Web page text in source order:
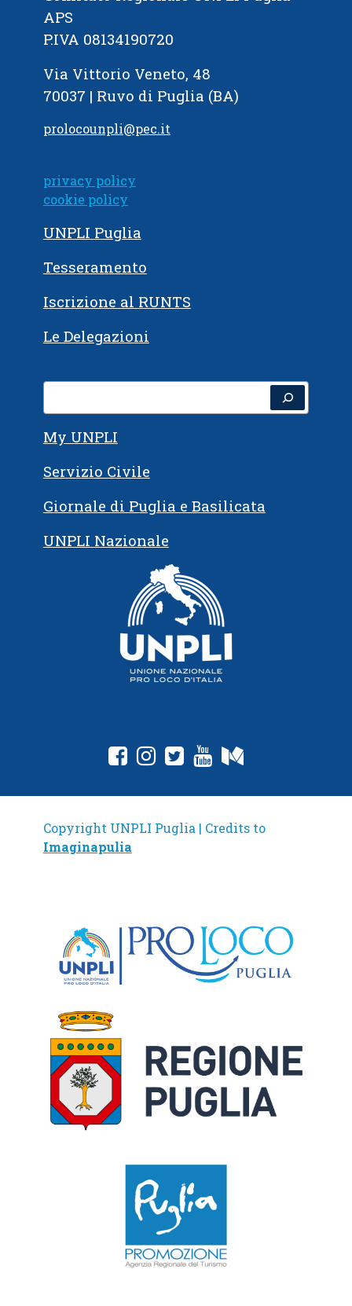
APS
P.IVA 08134190720
Via Vittorio Veneto, 48
70037 | Ruvo di Puglia (BA)
prolocounpli@pec.it
privacy policy
cookie policy
UNPLI Puglia
Tesseramento
Iscrizione al RUNTS
Le Delegazioni
My UNPLI
Servizio Civile
Giornale di Puglia e Basilicata
UNPLI Nazionale
fab fa-facebook-square
fab fa-instagram
fab fa-twitter-square
fab fa-youtube
Copyright UNPLI Puglia | Credits to
Imaginapulia